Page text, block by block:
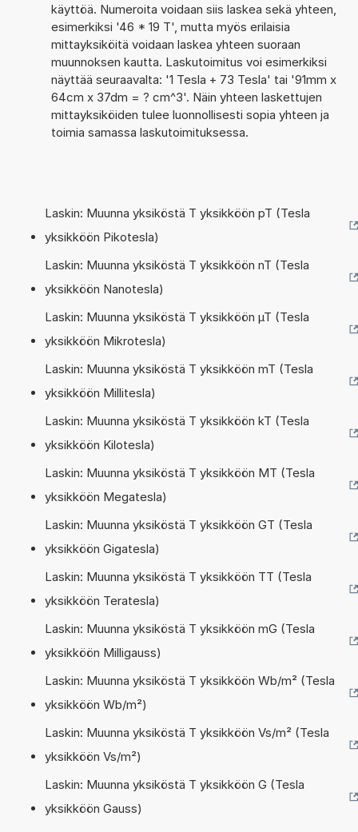
käyttöä. Numeroita voidaan siis laskea sekä yhteen,
esimerkiksi '46 * 19 T', mutta myös erilaisia
mittayksiköitä voidaan laskea yhteen suoraan
muunnoksen kautta. Laskutoimitus voi esimerkiksi
näyttää seuraavalta: '1 Tesla + 73 Tesla' tai '91mm x
64cm x 37dm = ? cm^3'. Näin yhteen laskettujen
mittayksiköiden tulee luonnollisesti sopia yhteen ja
toimia samassa laskutoimituksessa.
Laskin: Muunna yksiköstä T yksikköön pT (Tesla
yksikköön Pikotesla)
Laskin: Muunna yksiköstä T yksikköön nT (Tesla
yksikköön Nanotesla)
Laskin: Muunna yksiköstä T yksikköön µT (Tesla
yksikköön Mikrotesla)
Laskin: Muunna yksiköstä T yksikköön mT (Tesla
yksikköön Millitesla)
Laskin: Muunna yksiköstä T yksikköön kT (Tesla
yksikköön Kilotesla)
Laskin: Muunna yksiköstä T yksikköön MT (Tesla
yksikköön Megatesla)
Laskin: Muunna yksiköstä T yksikköön GT (Tesla
yksikköön Gigatesla)
Laskin: Muunna yksiköstä T yksikköön TT (Tesla
yksikköön Teratesla)
Laskin: Muunna yksiköstä T yksikköön mG (Tesla
yksikköön Milligauss)
Laskin: Muunna yksiköstä T yksikköön Wb/m² (Tesla
yksikköön Wb/m²)
Laskin: Muunna yksiköstä T yksikköön Vs/m² (Tesla
yksikköön Vs/m²)
Laskin: Muunna yksiköstä T yksikköön G (Tesla
yksikköön Gauss)